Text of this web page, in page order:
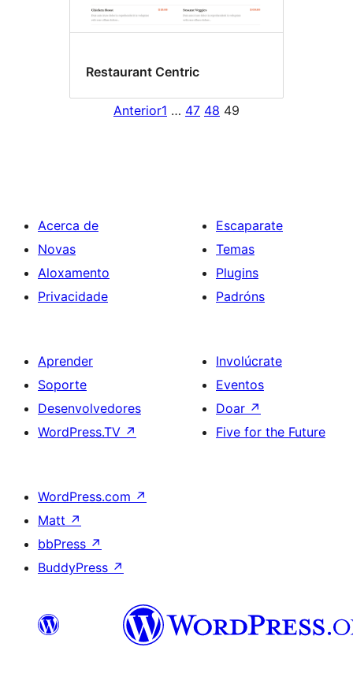
Restaurant Centric
Anterior1 … 47 48 49
Acerca de
Novas
Aloxamento
Privacidade
Escaparate
Temas
Plugins
Padróns
Aprender
Soporte
Desenvolvedores
WordPress.TV ↗
Involúcrate
Eventos
Doar ↗
Five for the Future
WordPress.com ↗
Matt ↗
bbPress ↗
BuddyPress ↗